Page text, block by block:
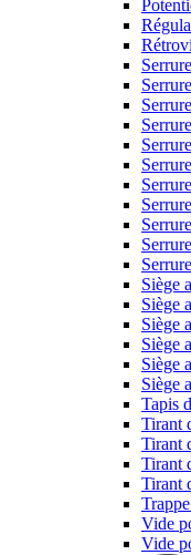
Siège
Siège
Siège
Siège
Siège
Siège
Tapis
Tirant
Tirant
Tirant
Tirant
Vide
Vide